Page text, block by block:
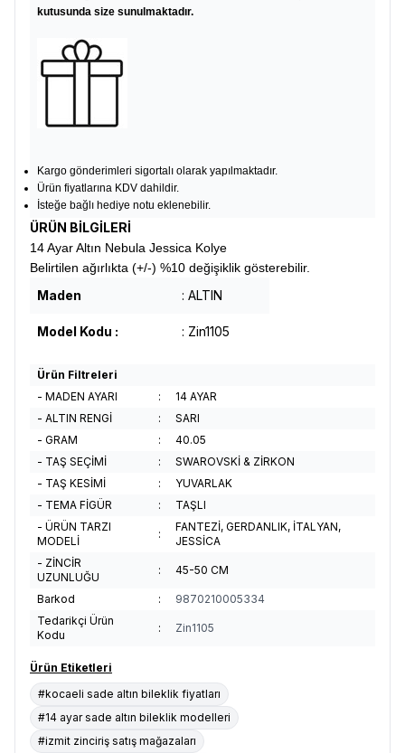
kutusunda size sunulmaktadır.
Kargo gönderimleri sigortalı olarak yapılmaktadır.
Ürün fiyatlarına KDV dahildir.
İsteğe bağlı hediye notu eklenebilir.
ÜRÜN BİLGİLERİ
14 Ayar Altın Nebula Jessica Kolye
Belirtilen ağırlıkta (+/-) %10 değişiklik gösterebilir.
Maden : ALTIN
Model Kodu : : Zin1105
Ürün Filtreleri
- MADEN AYARI
:
14 AYAR
- ALTIN RENGİ
:
SARI
- GRAM
:
40.05
- TAŞ SEÇİMİ
:
SWAROVSKİ & ZİRKON
- TAŞ KESİMİ
:
YUVARLAK
- TEMA FİGÜR
:
TAŞLI
- ÜRÜN TARZI
MODELİ
:
FANTEZİ, GERDANLIK, İTALYAN,
JESSİCA
- ZİNCİR
UZUNLUĞU
: 45-50 CM
Barkod :
9870210005334
Tedarikçi Ürün
Kodu
: Zin1105
Ürün Etiketleri
#kocaeli sade altın bileklik fiyatları
#14 ayar sade altın bileklik modelleri
#izmit zinciriş satış mağazaları